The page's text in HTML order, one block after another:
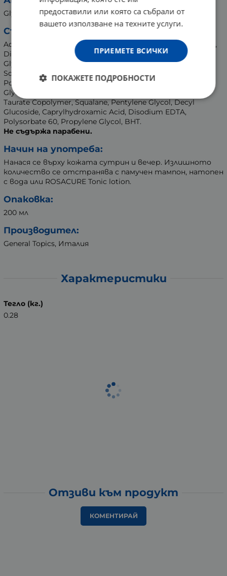
Glycolic Extract of Milk Thistle, MSM.
Състав
Aqua (Water), Caprylic / Capric Triglyceride, C14-22 Alcohols,
Dimethyl Sulfone, Glycol Palmitate, Dicaprylyl Ether,
Glycerin, C12-20 Alkyl Glucoside, 4-T-Butylcyclohexanol,
Sodium Hyaluronate, Glycine Soja (Soybean) Protein,
Polyglutamic Acid, Caprylyl Glycol, Benzyl PCA, Valine,
Glycine, Hydroxyethyl Acrylate / Sodium Acryloyldimethyl
Taurate Copolymer, Squalane, Pentylene Glycol, Decyl
Glucoside, Caprylhydroxamic Acid, Disodium EDTA,
Polysorbate 60, Propylene Glycol, BHT.
Не съдържа парабени.
Начин на употреба:
Нанася се върху кожата сутрин и вечер. Излишното
количество се отстранява с памучен тампон, натопен
с вода или ROSACURE Tonic lotion.
Опаковка:
200 мл
Производител:
General Topics, Италия
Характеристики
Тегло (кг.)
0.28
Отзиви към продукт
КОМЕНТИРАЙ
предоставили или която са събрали от
вашето използване на техните услуги.
ПРИЕМЕТЕ ВСИЧКИ
ПОКАЖЕТЕ ПОДРОБНОСТИ